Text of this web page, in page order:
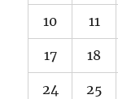
10 11
17 18
24 25